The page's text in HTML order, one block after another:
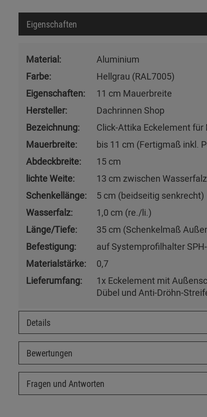
Eigenschaften
Material:
Aluminium
Farbe:
Hellgrau (RAL7005)
Eigenschaften:
11 cm Mauerbreite
Hersteller:
Dachrinnen Shop
Bezeichnung:
Click-Attika Eckelement
Mauerbreite:
bis 11 cm (Fertigmaß inkl.
Abdeckbreite:
15 cm
lichte Weite:
13 cm zwischen
Schenkellänge:
5 cm (beidseitig senkrecht)
Wasserfalz:
1,0 cm (re./li.)
Länge/Tiefe:
35 cm (Schenkelmaß
Befestigung:
auf Systemprofilhalter
Materialstärke:
0,7
Lieferumfang:
1x Eckelement mit
Dübel und Anti-Dröhn-
Details
Bewertungen
Fragen und Antworten